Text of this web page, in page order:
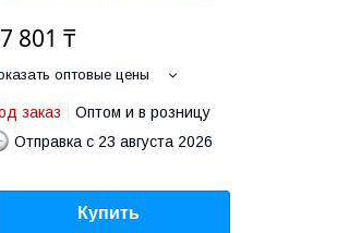
801 ₸
оптовые цены
заказ
Оптом и в розницу
Отправка с 23 августа 2026
Купить